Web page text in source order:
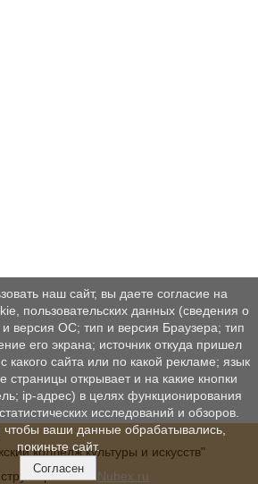
колледж культуры и искусств"
сайтов Nubex.ru
наш сайт, вы даете согласие на
пользовательских данных (сведения о
версия ОС; тип и версия Браузера; тип
его экрана; источник откуда пришел
какого сайта или по какой рекламе; язык
страницы открывает и на какие кнопки
ip-адрес) в целях функционирования
исследований и обзоров.
чтобы ваши данные обрабатывались,
покиньте сайт.
Согласен